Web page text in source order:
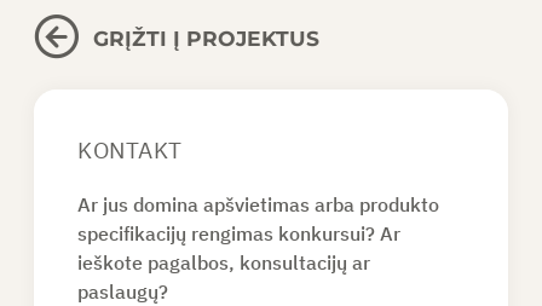
KLAUSIMAI IR ATSAKYMAI
PAPRAŠYTI PASIŪLYMO
GRĮŽTI Į PROJEKTUS
KONTAKT
Ar jus domina apšvietimas arba produkto
specifikacijų rengimas konkursui? Ar
ieškote pagalbos, konsultacijų ar
paslaugų?